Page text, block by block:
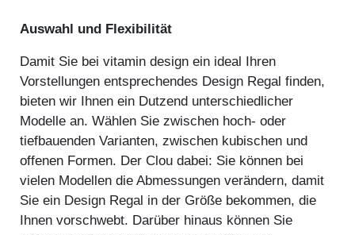
Auswahl und Flexibilität
Damit Sie bei vitamin design ein ideal Ihren
Vorstellungen entsprechendes Design Regal finden,
bieten wir Ihnen ein Dutzend unterschiedlicher
Modelle an. Wählen Sie zwischen hoch- oder
tiefbauenden Varianten, zwischen kubischen und
offenen Formen. Der Clou dabei: Sie können bei
vielen Modellen die Abmessungen verändern, damit
Sie ein Design Regal in der Größe bekommen, die
Ihnen vorschwebt. Darüber hinaus können Sie